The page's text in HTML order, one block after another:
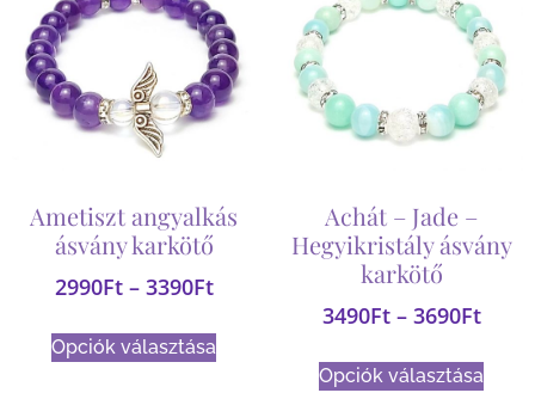
Ametiszt angyalkás
ásvány karkötő
2990Ft – 3390Ft
Opciók választása
Achát – Jade –
Hegyikristály ásvány
karkötő
3490Ft – 3690Ft
Opciók választása